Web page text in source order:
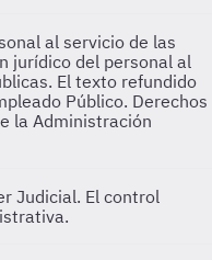
al servicio de las
jurídico del personal al
El texto refundido
Público. Derechos
la Administración
Judicial. El control